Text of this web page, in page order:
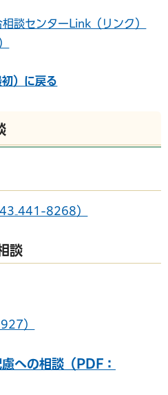
談センターLink（リンク）
）に戻る
8268）
談
）
への相談（PDF：